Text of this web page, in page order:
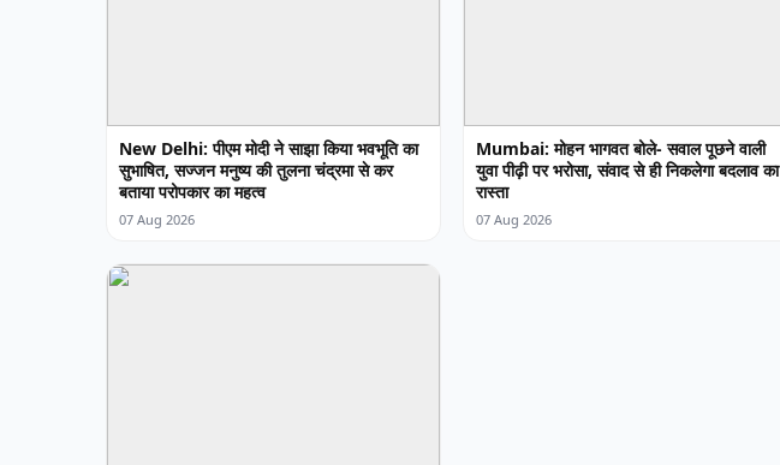
New Delhi: पीएम मोदी ने साझा किया भवभूति का
सुभाषित, सज्जन मनुष्य की तुलना चंद्रमा से कर
बताया परोपकार का महत्व
07 Aug 2026
Mumbai: मोहन भागवत बोले- सवाल पूछने वाली
युवा पीढ़ी पर भरोसा, संवाद से ही निकलेगा बदलाव का
रास्ता
07 Aug 2026